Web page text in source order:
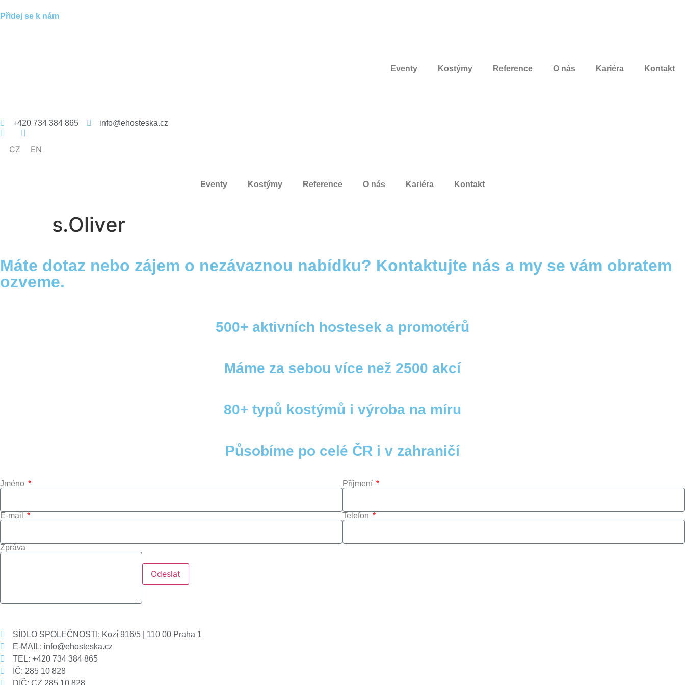
Přidej se k nám
Eventy Kostýmy Reference O nás Kariéra Kontakt
+420 734 384 865 info@ehosteska.cz
CZ EN
Eventy Kostýmy Reference O nás Kariéra Kontakt
s.Oliver
Máte dotaz nebo zájem o nezávaznou nabídku? Kontaktujte nás a my se vám obratem
ozveme.
500+ aktivních hostesek a promotérů
Máme za sebou více než 2500 akcí
80+ typů kostýmů i výroba na míru
Působíme po celé ČR i v zahraničí
Jméno Příjmení
E-mail Telefon
Zpráva
Odeslat
SÍDLO SPOLEČNOSTI: Kozí 916/5 | 110 00 Praha 1
E-MAIL: info@ehosteska.cz
TEL: +420 734 384 865
IČ: 285 10 828
DIČ: CZ 285 10 828